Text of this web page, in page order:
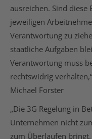
ausreichen. Sind diese
jeweiligen
Verantwortung zu
staatliche Aufgaben
Verantwortung muss
rechtswidrig
Michael Forster
„Die 3G Regelung in
Unternehmen nicht
zum Überlaufen